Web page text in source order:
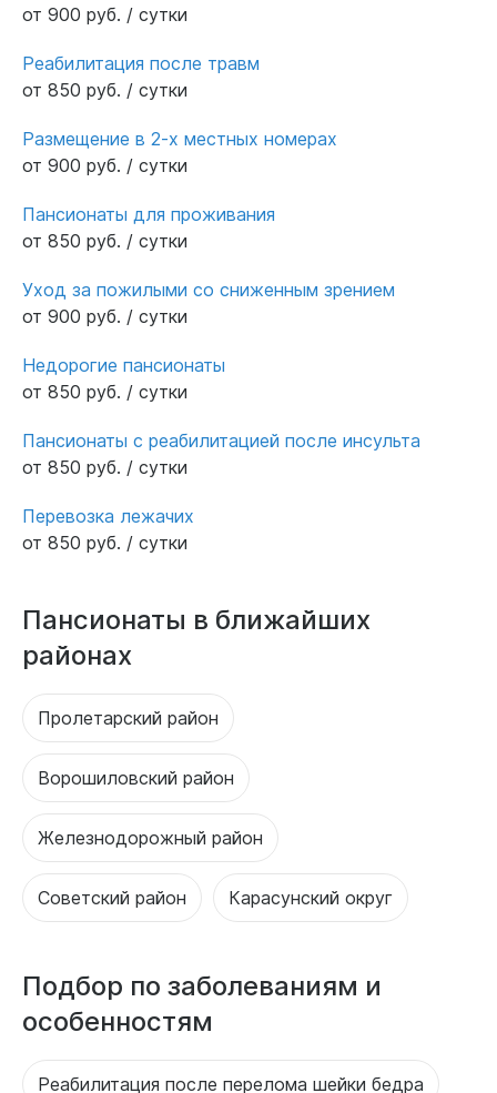
от 900 руб. / сутки
Реабилитация после травм
от 850 руб. / сутки
Размещение в 2-х местных номерах
от 900 руб. / сутки
Пансионаты для проживания
от 850 руб. / сутки
Уход за пожилыми со сниженным зрением
от 900 руб. / сутки
Недорогие пансионаты
от 850 руб. / сутки
Пансионаты с реабилитацией после инсульта
от 850 руб. / сутки
Перевозка лежачих
от 850 руб. / сутки
Пансионаты в ближайших
районах
Пролетарский район
Ворошиловский район
Железнодорожный район
Советский район Карасунский округ
Подбор по заболеваниям и
особенностям
Реабилитация после перелома шейки бедра